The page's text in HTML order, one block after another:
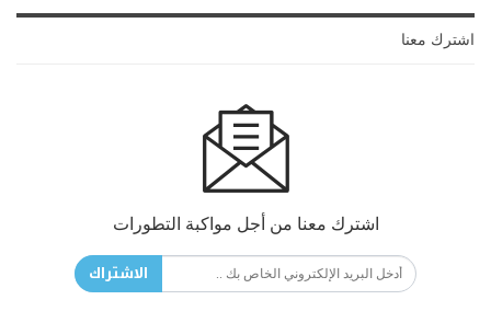
اشترك معنا
اشترك معنا من أجل مواكبة التطورات
الاشتراك